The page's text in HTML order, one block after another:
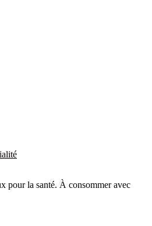
pour la santé. À consommer avec